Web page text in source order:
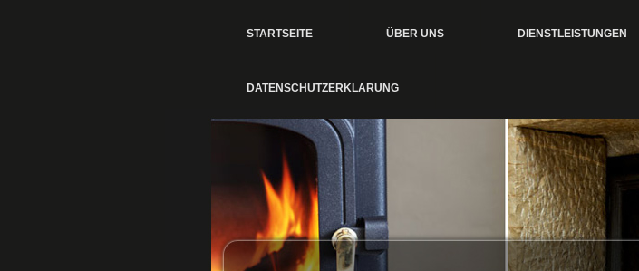
STARTSEITE ÜBER UNS DIENSTLEISTUNGEN
DATENSCHUTZERKLÄRUNG